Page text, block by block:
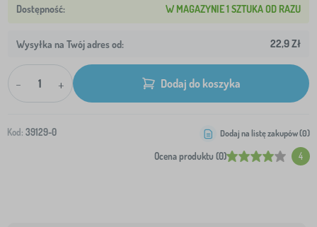
W MAGAZYNIE 1 SZTUKA OD RAZU
Wysyłka na Twój adres od: 22,9 Zł
- + Dodaj do koszyka
Kod: 39129-0
Ocena produktu (0) 4
Dodaj na listę zakupów (0)